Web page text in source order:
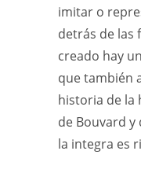
imitar o
detrás de las
creado hay
que también
historia de la
de Bouvard
la integra es